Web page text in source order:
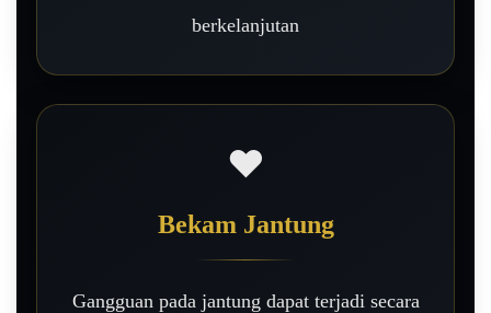
berkelanjutan
❤️
Bekam Jantung
Gangguan pada jantung dapat terjadi secara